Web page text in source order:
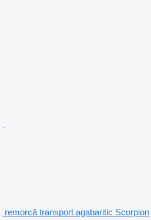
remorcă transport agabaritic Scorpion